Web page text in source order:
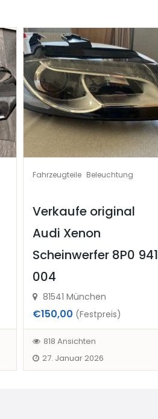
Fahrzeugteile Beleuchtung
Verkaufe original
Audi Xenon
Scheinwerfer 8P0 941
004
81541 München
€150,00 (Festpreis)
818 Ansichten
27. Januar 2026